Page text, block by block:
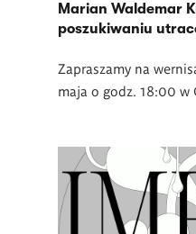
Marian Waldemar
poszukiwaniu
Zapraszamy na
maja o godz. 18:00 w